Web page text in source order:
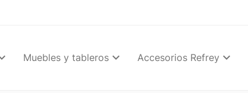
Muebles y tableros Accesorios Refrey